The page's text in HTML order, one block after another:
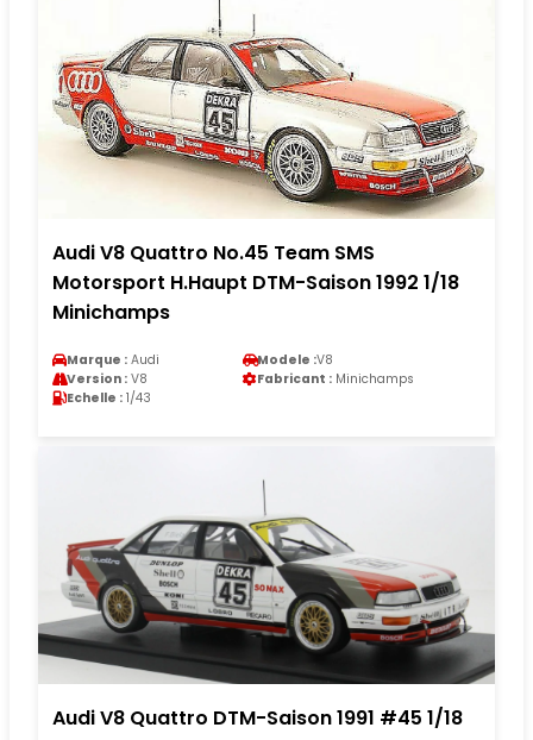
Audi V8 Quattro No.45 Team SMS
Motorsport H.Haupt DTM-Saison 1992 1/18
Minichamps
Marque : Audi Modele :V8
Version : V8 Fabricant : Minichamps
Echelle : 1/43
Audi V8 Quattro DTM-Saison 1991 #45 1/18